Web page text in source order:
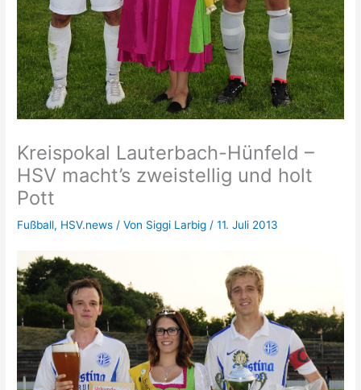
Kreispokal Lauterbach-Hünfeld –
HSV macht’s zweistellig und holt
Pott
Fußball, HSV.news / Von Siggi Larbig /11. Juli 2013